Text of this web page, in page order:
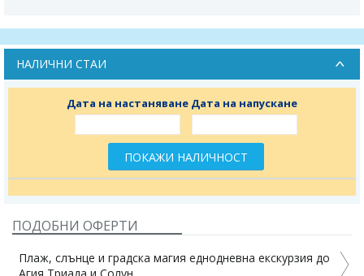
НАЛИЧНИ СТАИ
Дата на настаняване Дата на напускане
ПОКАЖИ НАЛИЧНОСТ
ПОДОБНИ ОФЕРТИ
Плаж, слънце и градска магия еднодневна екскурзия до